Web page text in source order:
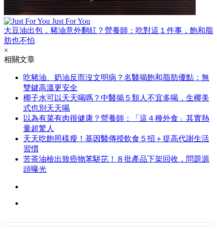
Just For You
大豆油出包，豬油意外翻紅？營養師：吃對這１件事，飽和脂
肪也不怕
×
相關文章
吃豬油、奶油反而沒文明病？名醫揭飽和脂肪優點：無
雙鍵高溫更安全
椰子水可以天天喝嗎？中醫揭５類人不宜多喝，生椰美
式也別天天喝
以為有菜有肉很健康？營養師：「這４種外食」其實熱
量超驚人
天天吃飽照樣瘦！基因醫傳授飲食５招＋提高代謝生活
習慣
苦茶油檢出致癌物苯駢芘！８批產品下架回收，問題源
頭曝光